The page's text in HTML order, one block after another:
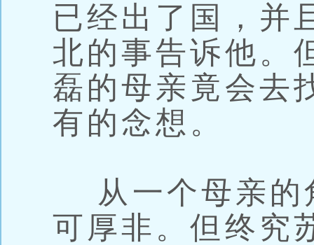
已经出了国，并
北的事告诉他。
磊的母亲竟会去
有的念想。
从一个母亲的
可厚非。但终究